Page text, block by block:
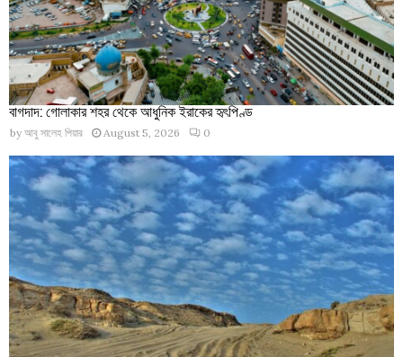
বাগদাদ: গোলাকার শহর থেকে আধুনিক ইরাকের হৃৎপিণ্ড
by আবু সালেহ পিয়ার August 5, 2026 0